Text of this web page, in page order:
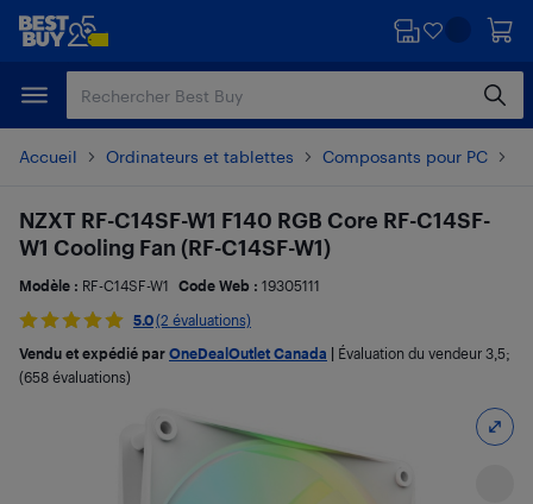
Passer
principal
Passer
Accueil Ordinateurs et tablettes Composants pour PC
NZXT RF-C14SF-W1 F140 RGB Core RF-C14SF-
W1 Cooling Fan (RF-C14SF-W1)
Modèle : RF-C14SF-W1 Code Web : 19305111
5.0(2 évaluations)
Vendu et expédié par OneDealOutlet Canada Évaluation du vendeur 3,5;
(658 évaluations)